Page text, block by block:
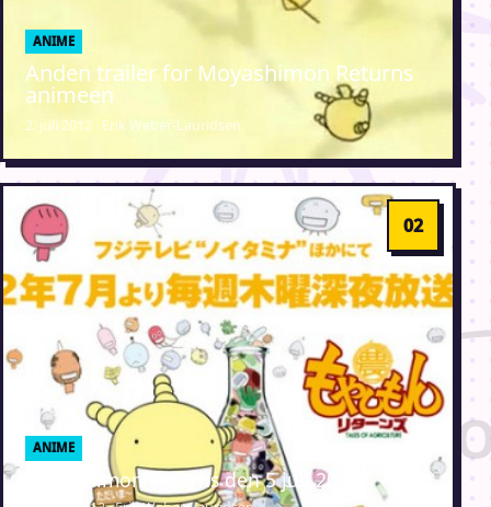
ANIME
Anden trailer for Moyashimon Returns
animeen
2. juli 2012 · Erik Weber-Lauridsen
ANIME
Moyashimon Returns den 5 juli 2012